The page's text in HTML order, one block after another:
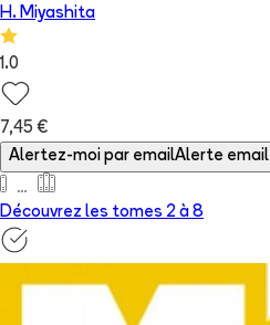
H. Miyashita
1.0
7,45 €
Alertez-moi par emailAlerte email
Découvrez les tomes 2 à 8